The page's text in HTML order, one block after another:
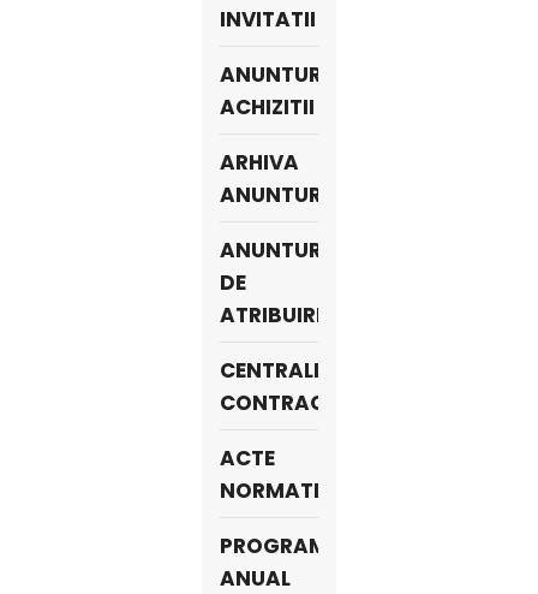
INVITATII
ANUNTURI
ACHIZITII
ARHIVA
ANUNTURI
ANUNTURI
DE
ATRIBUIRE
CENTRALIZATOR
CONTRACTE
ACTE
NORMATIVE
PROGRAM
ANUAL